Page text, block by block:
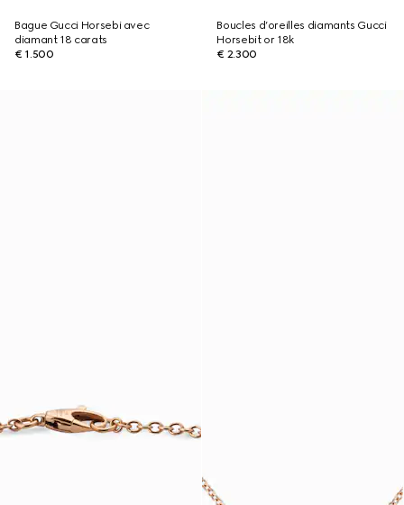
Bague Gucci Horsebi avec
diamant 18 carats
€ 1.500
Boucles d’oreilles diamants Gucci
Horsebit or 18k
€ 2.300